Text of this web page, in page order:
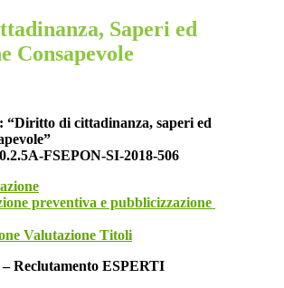
Saperi ed
Consapevole
“Diritto di cittadinanza, saperi ed
FSEPON-SI-2018-506
preventiva e pubblicizzazione
Valutazione Titoli
Reclutamento ESPERTI